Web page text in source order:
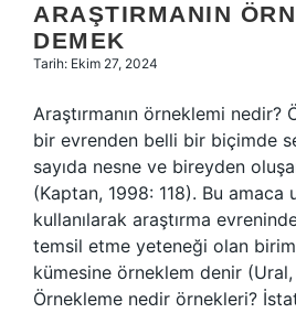
ARAŞTIRMANIN
DEMEK
Tarih: Ekim 27, 2024
Araştırmanın örneklemi nedir?
bir evrenden belli bir biçimde
sayıda nesne ve bireyden
(Kaptan, 1998: 118). Bu
kullanılarak araştırma
temsil etme yeteneği olan
kümesine örneklem denir (Ural,
Örnekleme nedir örnekleri?